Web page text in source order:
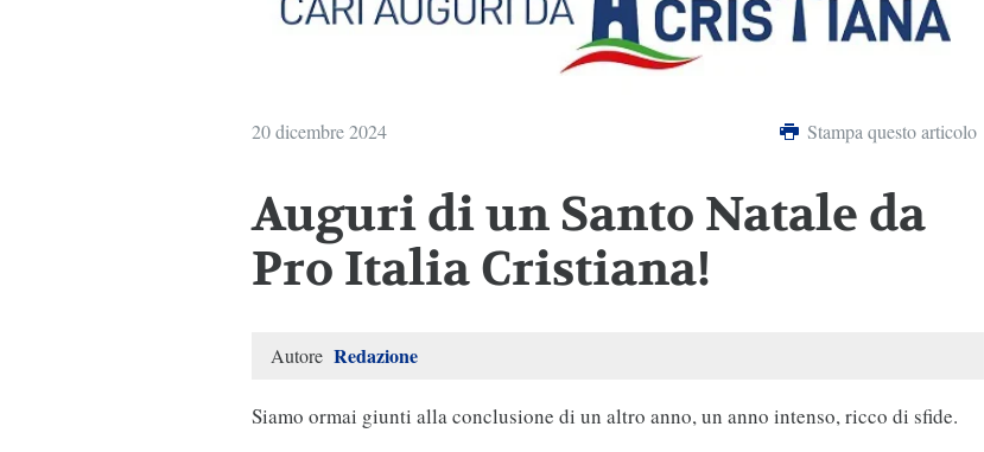
20 dicembre 2024 Stampa questo articolo
Auguri di un Santo Natale da
Pro Italia Cristiana!
Autore Redazione
Siamo ormai giunti alla conclusione di un altro anno, un anno intenso, ricco di sfide.